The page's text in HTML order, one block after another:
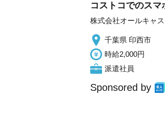
コストコでのス
株式会社オールキャ
千葉県 印西市
時給2,000円
派遣社員
Sponsored by